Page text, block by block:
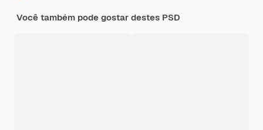
Você também pode gostar destes PSD